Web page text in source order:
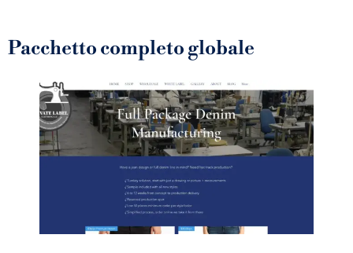
Pacchetto completo globale